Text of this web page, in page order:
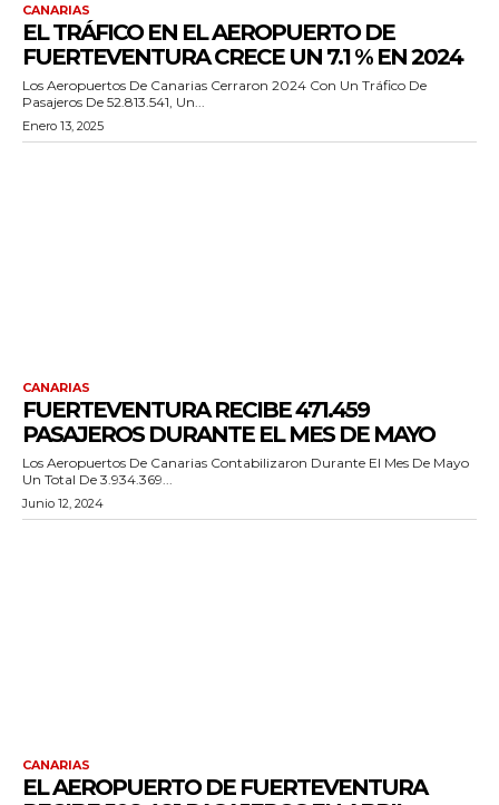
CANARIAS
EL TRÁFICO EN EL AEROPUERTO DE
FUERTEVENTURA CRECE UN 7.1 % EN 2024
Los Aeropuertos De Canarias Cerraron 2024 Con Un Tráfico De
Pasajeros De 52.813.541, Un...
Enero 13, 2025
CANARIAS
FUERTEVENTURA RECIBE 471.459
PASAJEROS DURANTE EL MES DE MAYO
Los Aeropuertos De Canarias Contabilizaron Durante El Mes De Mayo
Un Total De 3.934.369...
Junio 12, 2024
CANARIAS
EL AEROPUERTO DE FUERTEVENTURA